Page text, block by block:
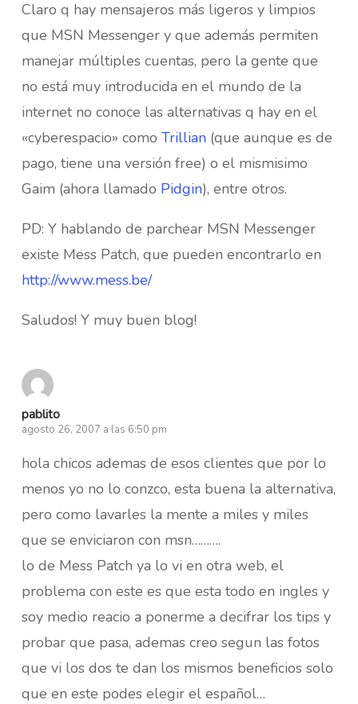
Claro q hay mensajeros más ligeros y limpios
que MSN Messenger y que además permiten
manejar múltiples cuentas, pero la gente que
no está muy introducida en el mundo de la
internet no conoce las alternativas q hay en el
«cyberespacio» como Trillian(que aunque es de
pago, tiene una versión free) o el mismisimo
Gaim (ahora llamado Pidgin), entre otros.
PD: Y hablando de parchear MSN Messenger
existe Mess Patch, que pueden encontrarlo en
http://www.mess.be/
Saludos! Y muy buen blog!
pablito
agosto 26, 2007 a las 6:50 pm
hola chicos ademas de esos clientes que por lo
menos yo no lo conzco, esta buena la alternativa,
pero como lavarles la mente a miles y miles
que se enviciaron con msn……….
lo de Mess Patch ya lo vi en otra web, el
problema con este es que esta todo en ingles y
soy medio reacio a ponerme a decifrar los tips y
probar que pasa, ademas creo segun las fotos
que vi los dos te dan los mismos beneficios solo
que en este podes elegir el español…